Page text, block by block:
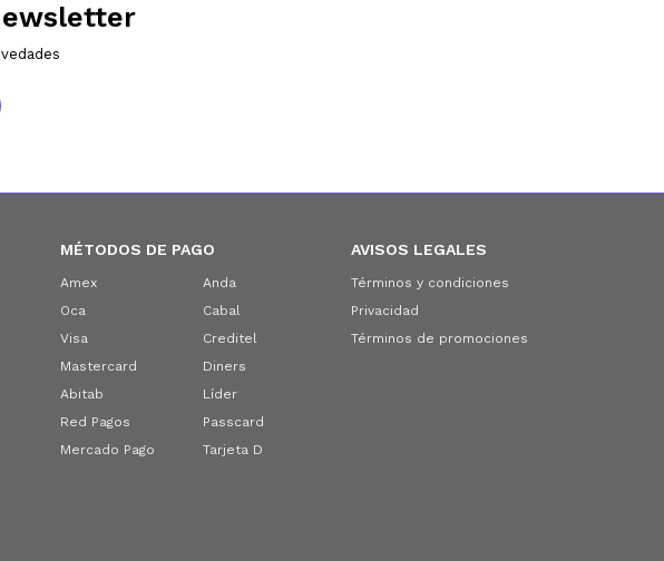
MÉTODOS DE PAGO
Amex
Oca
Visa
Mastercard
Abitab
Red Pagos
Mercado Pago
Anda
Cabal
Creditel
Diners
Líder
Passcard
Tarjeta D
AVISOS LEGALES
Términos y condiciones
Privacidad
Términos de promociones